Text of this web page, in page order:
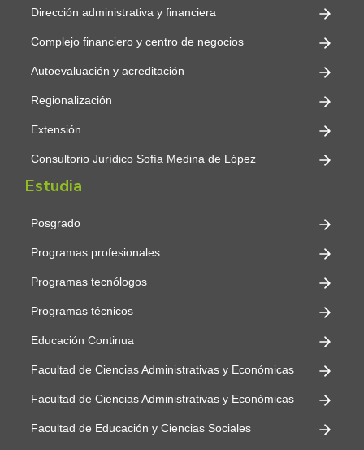
Dirección administrativa y financiera
Complejo financiero y centro de negocios
Autoevaluación y acreditación
Regionalización
Extensión
Consultorio Jurídico Sofía Medina de López
Estudia
Posgrado
Programas profesionales
Programas tecnólogos
Programas técnicos
Educación Continua
Facultad de Ciencias Administrativas y Económicas
Facultad de Ciencias Administrativas y Económicas
Facultad de Educación y Ciencias Sociales